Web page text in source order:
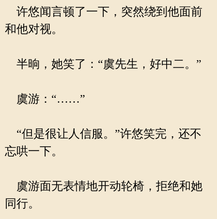
许悠闻言顿了一下，突然绕到他面前
和他对视。
半晌，她笑了：“虞先生，好中二。”
虞游：“……”
“但是很让人信服。”许悠笑完，还不
忘哄一下。
虞游面无表情地开动轮椅，拒绝和她
同行。